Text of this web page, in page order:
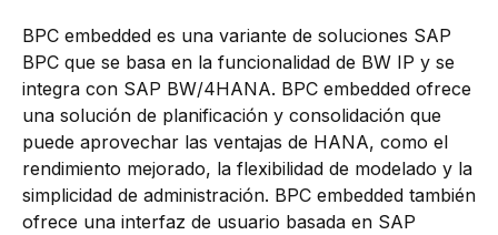
BPC embedded es una variante de soluciones SAP
BPC que se basa en la funcionalidad de BW IP y se
integra con SAP BW/4HANA. BPC embedded ofrece
una solución de planificación y consolidación que
puede aprovechar las ventajas de HANA, como el
rendimiento mejorado, la flexibilidad de modelado y la
simplicidad de administración. BPC embedded también
ofrece una interfaz de usuario basada en SAP